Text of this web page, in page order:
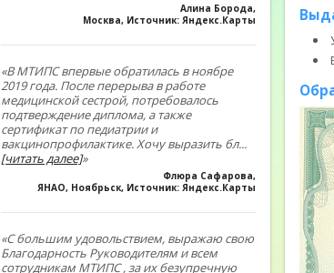
Алина Борода,
Москва, Источник: Яндекс.Карты
«В МТИПС впервые обратилась в ноябре
2019 года. После перерыва в работе
медицинской сестрой, потребовалось
подтверждение диплома, а также
сертификат по педиатрии и
вакцинопрофилактике. Хочу выразить бл...
[читать далее]»
Флюра Сафарова,
ЯНАО, Ноябрьск, Источник: Яндекс.Карты
«С большим удовольствием, выражаю свою
Благодарность Руководителям и всем
сотрудникам МТИПС , за их безупречную